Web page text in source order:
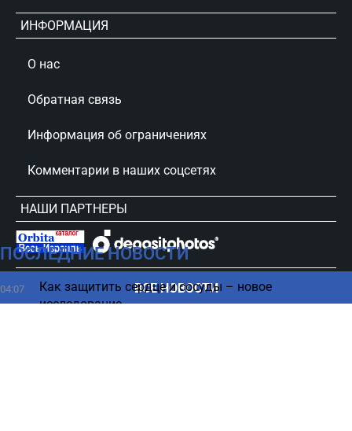
ПОСЛЕДНИЕ НОВОСТИ
04:07
Как защитить сердце и сосуды – новое
исследование
ВСЕ НОВОСТИ
ИНФОРМАЦИЯ
О нас
Обратная связь
Информация об ограничениях
Комментарии в наших соцсетях
НАШИ ПАРТНЕРЫ
сursorinfo.co.il © Все права защищены